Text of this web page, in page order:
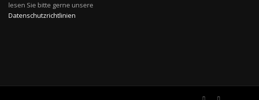
lesen Sie bitte gerne unsere
Datenschutzrichtlinien